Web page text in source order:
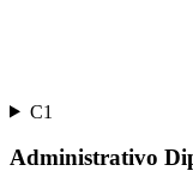
C1
Administrativo